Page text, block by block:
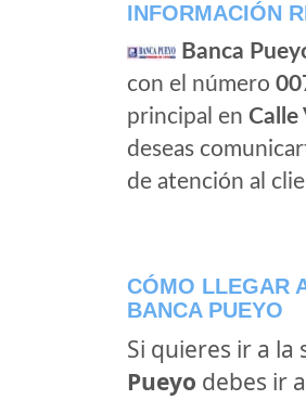
INFORMACIÓN
Banca
con el número
principal en Calle
deseas
de atención al
CÓMO LLEGAR
BANCA PUEYO
Si quieres ir a la
Pueyo debes ir